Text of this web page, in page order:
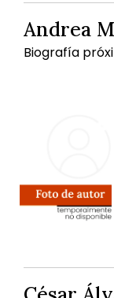
Andrea
Biografía